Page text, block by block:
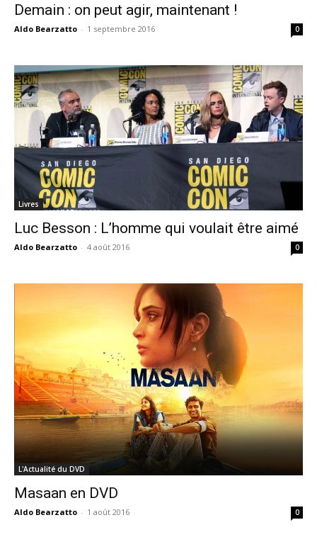
Demain : on peut agir, maintenant !
Aldo Bearzatto - 1 septembre 2016 0
Livres
Luc Besson : L’homme qui voulait être aimé
Aldo Bearzatto - 4 août 2016 0
L'Actualité du DVD
Masaan en DVD
Aldo Bearzatto - 1 août 2016 0